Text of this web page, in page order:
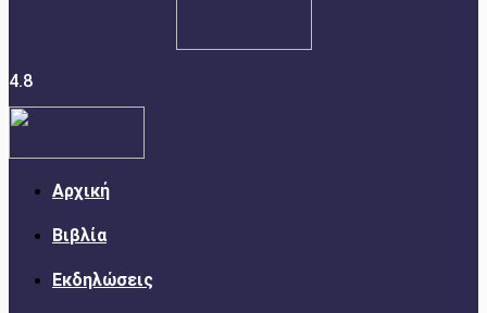
4.8
Αρχική
Βιβλία
Εκδηλώσεις